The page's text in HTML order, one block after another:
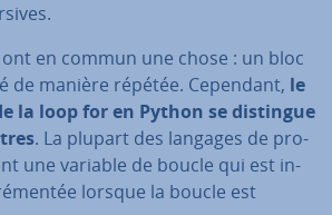
en commun une chose : un bloc
de manière répétée. Cependant, le
la loop for en Python se distingue
. La plupart des langages de pro­
une variable de boucle qui est in­
lorsque la boucle est